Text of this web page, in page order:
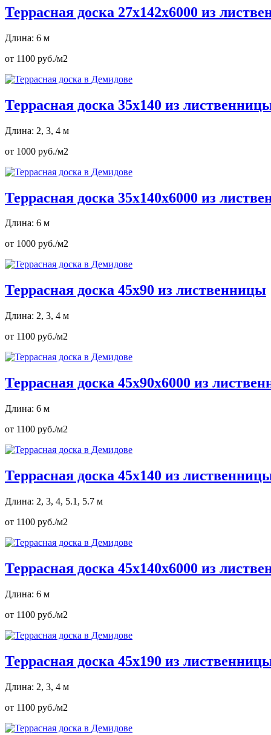
Террасная доска 27х142х6000 из
Длина: 6 м
от 1100 руб./м2
Террасная доска 35х140 из
Длина: 2, 3, 4 м
от 1000 руб./м2
Террасная доска 35х140х6000 из
Длина: 6 м
от 1000 руб./м2
Террасная доска 45х90 из лиственницы
Длина: 2, 3, 4 м
от 1100 руб./м2
Террасная доска 45х90х6000 из
Длина: 6 м
от 1100 руб./м2
Террасная доска 45х140 из
Длина: 2, 3, 4, 5.1, 5.7 м
от 1100 руб./м2
Террасная доска 45х140х6000 из
Длина: 6 м
от 1100 руб./м2
Террасная доска 45х190 из
Длина: 2, 3, 4 м
от 1100 руб./м2